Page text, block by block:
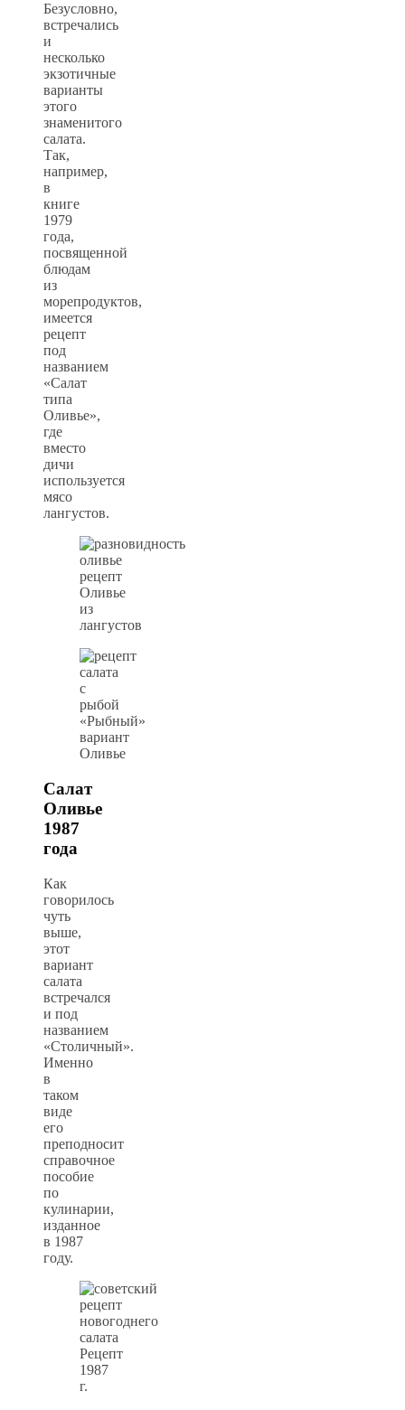
Безусловно,
встречались
и
несколько
экзотичные
варианты
этого
знаменитого
салата.
Так,
например,
в
книге
1979
года,
посвященной
блюдам
из
морепродуктов,
имеется
рецепт
под
названием
«Салат
типа
Оливье»,
где
вместо
дичи
используется
мясо
лангустов.
Оливье
из
лангустов
«Рыбный»
вариант
Оливье
Салат
Оливье
1987
года
Как
говорилось
чуть
выше,
этот
вариант
салата
встречался
и под
названием
«Столичный».
Именно
в
таком
виде
его
преподносит
справочное
пособие
по
кулинарии,
изданное
в 1987
году.
Рецепт
1987
г.